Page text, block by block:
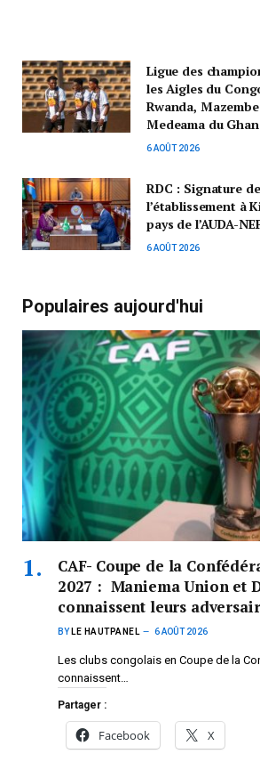
Ligue des
les Aigles du
Rwanda,
Medeama du
6 AOÛT 2026
RDC : Signature
l’établissement à
pays de l’AUDA-
6 AOÛT 2026
Populaires aujourd'hui
CAF- Coupe de la
2027 : Maniema Union et
connaissent leurs
BY LE HAUTPANEL 6 AOÛT 2026
Les clubs congolais en Coupe de la
connaissent…
Partager :
Facebook X